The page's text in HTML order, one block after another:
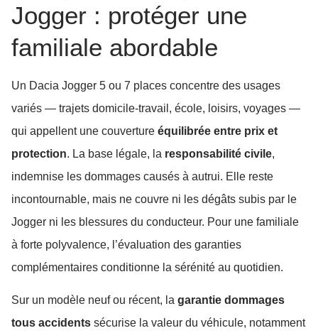
Jogger : protéger une
familiale abordable
Un Dacia Jogger 5 ou 7 places concentre des usages
variés — trajets domicile-travail, école, loisirs, voyages —
qui appellent une couverture équilibrée entre prix et
protection. La base légale, la responsabilité civile,
indemnise les dommages causés à autrui. Elle reste
incontournable, mais ne couvre ni les dégâts subis par le
Jogger ni les blessures du conducteur. Pour une familiale
à forte polyvalence, l’évaluation des garanties
complémentaires conditionne la sérénité au quotidien.
Sur un modèle neuf ou récent, la garantie dommages
tous accidents sécurise la valeur du véhicule, notamment